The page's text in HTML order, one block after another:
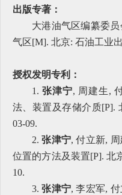
出版专著：
大港油气区编纂委
气区[M]. 北京: 石油工业
授权发明专利：
1. 张津宁, 周建生,
法、装置及存储介质[P].
03-09.
2.张津宁, 付立新,
位置的方法及装置[P]. 北
10.
3.张津宁, 李宏军,